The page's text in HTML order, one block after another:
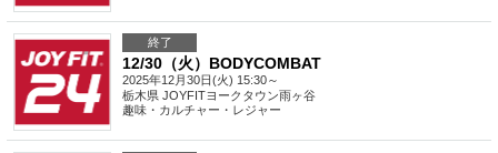
終了
12/30（火）BODYCOMBAT
2025年12月30日(火) 15:30～
栃木県 JOYFITヨークタウン雨ヶ谷
趣味・カルチャー・レジャー